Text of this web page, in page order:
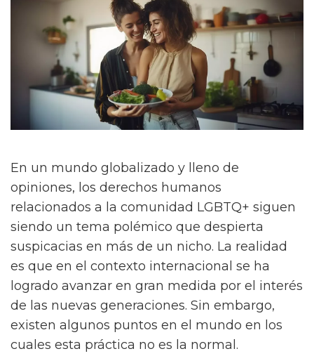
En un mundo globalizado y lleno de
opiniones, los derechos humanos
relacionados a la comunidad LGBTQ+ siguen
siendo un tema polémico que despierta
suspicacias en más de un nicho. La realidad
es que en el contexto internacional se ha
logrado avanzar en gran medida por el interés
de las nuevas generaciones. Sin embargo,
existen algunos puntos en el mundo en los
cuales esta práctica no es la normal.